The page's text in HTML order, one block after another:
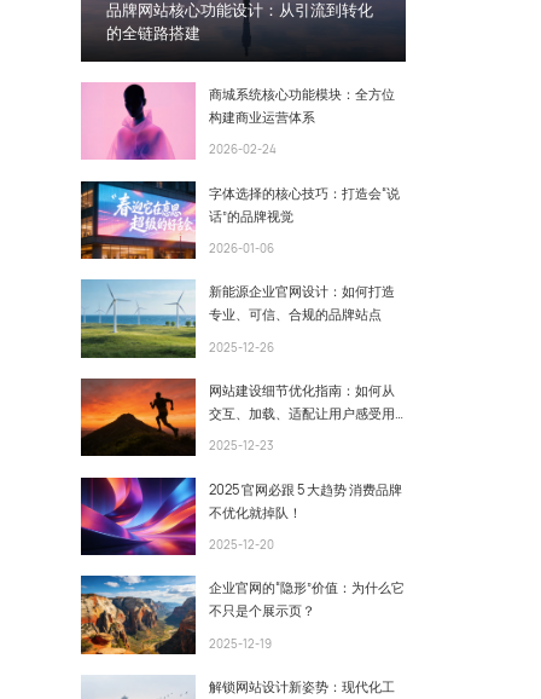
品牌网站核心功能设计：从引流到转化
的全链路搭建
商城系统核心功能模块：全方位
构建商业运营体系
2026-02-24
字体选择的核心技巧：打造会“说
话”的品牌视觉
2026-01-06
新能源企业官网设计：如何打造
专业、可信、合规的品牌站点
2025-12-26
网站建设细节优化指南：如何从
交互、加载、适配让用户感受用
心之处
2025-12-23
2025 官网必跟 5 大趋势 消费品牌
不优化就掉队！
2025-12-20
企业官网的“隐形”价值：为什么它
不只是个展示页？
2025-12-19
解锁网站设计新姿势：现代化工